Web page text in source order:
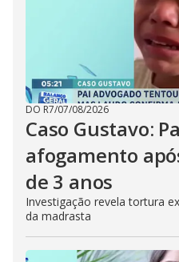
DO R7/07/08/2026
Caso Gustavo:
afogamento
de 3 anos
Investigação revela tortura
da madrasta